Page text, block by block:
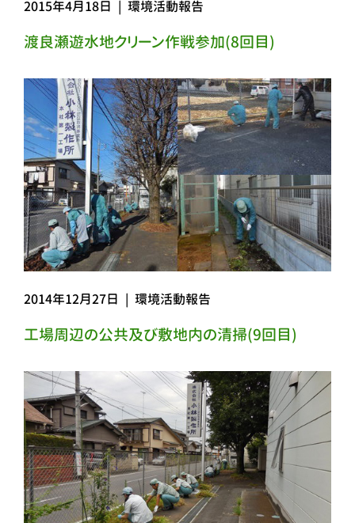
2015年4月18日 | 環境活動報告
渡良瀬遊水地クリーン作戦参加(8回目)
2014年12月27日 | 環境活動報告
工場周辺の公共及び敷地内の清掃(9回目)